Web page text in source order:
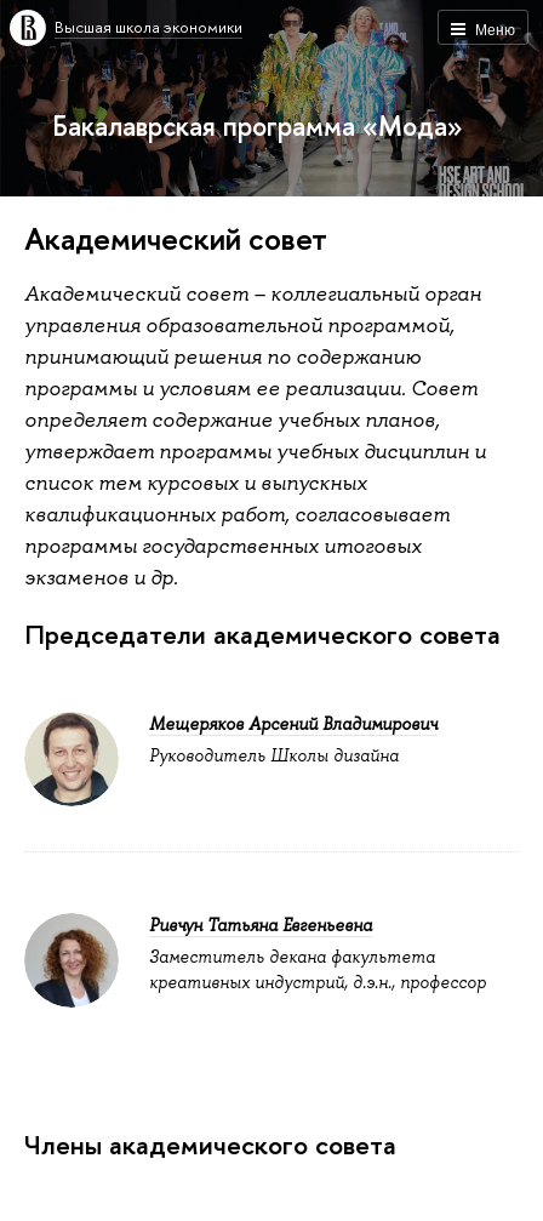
Меню
Высшая школа экономики
Бакалаврская программа «Мода»
Академический совет
Академический совет – коллегиальный орган
управления образовательной программой,
принимающий решения по содержанию
программы и условиям ее реализации. Совет
определяет содержание учебных планов,
утверждает программы учебных дисциплин и
список тем курсовых и выпускных
квалификационных работ, согласовывает
программы государственных итоговых
экзаменов и др.
Председатели академического совета
Мещеряков Арсений Владимирович
Руководитель Школы дизайна
Ривчун Татьяна Евгеньевна
Заместитель декана факультета
креативных индустрий, д.э.н., профессор
Члены академического совета